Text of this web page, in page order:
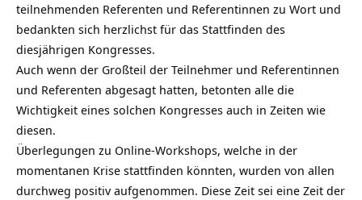
teilnehmenden Referenten und Referentinnen zu Wort und
bedankten sich herzlichst für das Stattfinden des
diesjährigen Kongresses.
Auch wenn der Großteil der Teilnehmer und Referentinnen
und Referenten abgesagt hatten, betonten alle die
Wichtigkeit eines solchen Kongresses auch in Zeiten wie
diesen.
Überlegungen zu Online-Workshops, welche in der
momentanen Krise stattfinden könnten, wurden von allen
durchweg positiv aufgenommen. Diese Zeit sei eine Zeit der